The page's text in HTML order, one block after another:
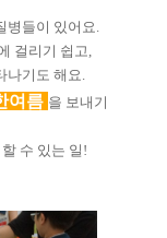
병들이 있어요.
걸리기 쉽고,
나기도 해요.
여름 을 보내기
수 있는 일!